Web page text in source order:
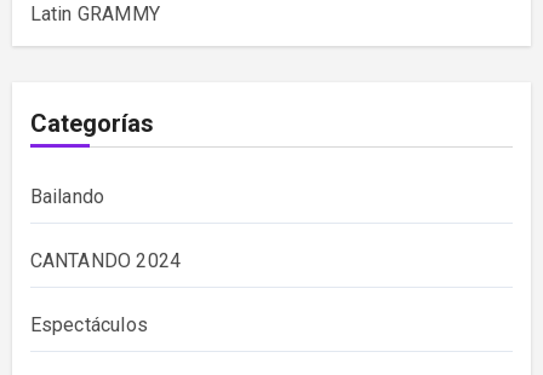
Latin GRAMMY
Categorías
Bailando
CANTANDO 2024
Espectáculos